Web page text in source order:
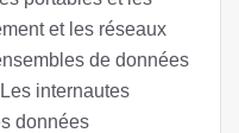
et les réseaux
de données
internautes
données